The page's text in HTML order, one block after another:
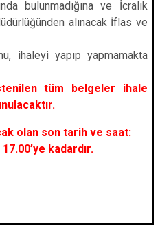
bulunmadığına ve İcralık
alınacak İflas ve
ihaleyi yapıp yapmamakta
tüm belgeler ihale
olan son tarih ve saat:
kadardır.